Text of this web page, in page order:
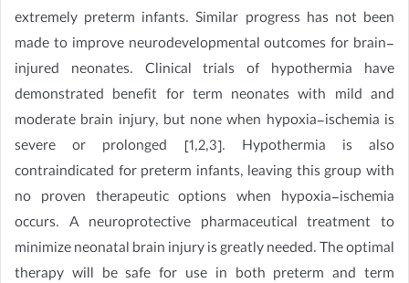
extremely preterm infants. Similar progress has not been
made to improve neurodevelopmental outcomes for brain-
injured neonates. Clinical trials of hypothermia have
demonstrated benefit for term neonates with mild and
moderate brain injury, but none when hypoxia-ischemia is
severe or prolonged [1,2,3]. Hypothermia is also
contraindicated for preterm infants, leaving this group with
no proven therapeutic options when hypoxia-ischemia
occurs. A neuroprotective pharmaceutical treatment to
minimize neonatal brain injury is greatly needed. The optimal
therapy will be safe for use in both preterm and term